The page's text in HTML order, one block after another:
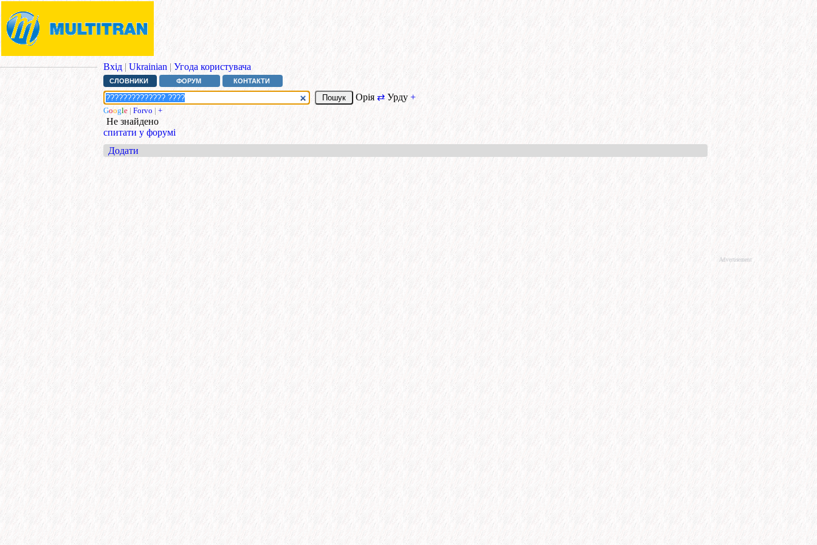
Вхід | Ukrainian | Угода користувача
СЛОВНИКИ ФОРУМ КОНТАКТИ
Орія ⇄ Урду+
Google | Forvo | +
Не знайдено
спитати у форумі
Додати
Advertisement